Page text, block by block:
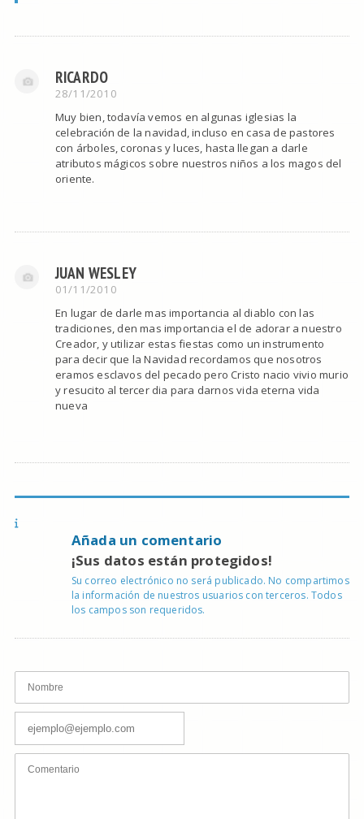
RICARDO
28/11/2010
Muy bien, todavía vemos en algunas iglesias la
celebración de la navidad, incluso en casa de pastores
con árboles, coronas y luces, hasta llegan a darle
atributos mágicos sobre nuestros niños a los magos del
oriente.
JUAN WESLEY
01/11/2010
En lugar de darle mas importancia al diablo con las
tradiciones, den mas importancia el de adorar a nuestro
Creador, y utilizar estas fiestas como un instrumento
para decir que la Navidad recordamos que nosotros
eramos esclavos del pecado pero Cristo nacio vivio murio
y resucito al tercer dia para darnos vida eterna vida
nueva
Añada un comentario
¡Sus datos están protegidos!
Su correo electrónico no será publicado. No compartimos
la información de nuestros usuarios con terceros. Todos
los campos son requeridos.